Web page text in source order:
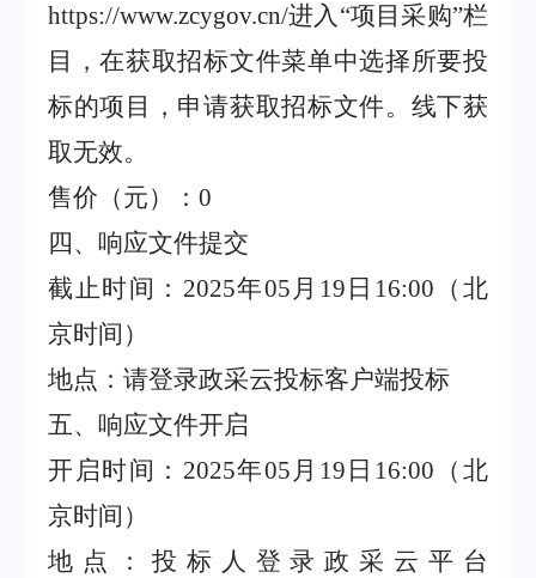
https://www.zcygov.cn/进入 “项目采购”栏
目，在获取招标文件菜单中选择所要投
标的项目，申请获取招标文件。线下获
取无效。
售价（元）： 0
四、响应文件提交
截止时间： 2025年05 月 19 日 16:00 （北
京时间）
地点：请登录政采云投标客户端投标
五、响应文件开启
开启时间： 2025年05 月 19 日 16:00 （北
京时间）
地点：投标人登录政采云平台